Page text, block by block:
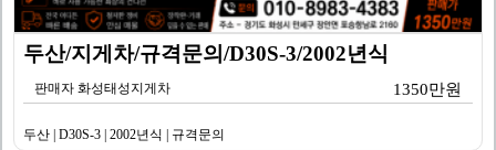
두산/지게차/규격문의/D30S-3/2002년식
판매자 화성태성지게차 1350만원
두산 | D30S-3 | 2002년식 | 규격문의